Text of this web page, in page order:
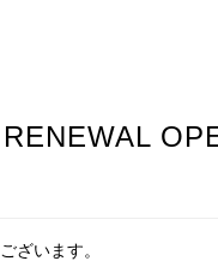
ざいます。